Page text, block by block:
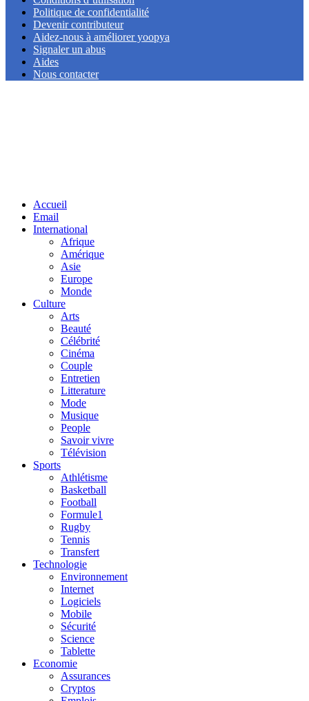
Politique de confidentialité
Devenir contributeur
Aidez-nous à améliorer yoopya
Signaler un abus
Aides
Nous contacter
Accueil
Email
International
Afrique
Amérique
Asie
Europe
Monde
Culture
Arts
Beauté
Célébrité
Cinéma
Couple
Entretien
Litterature
Mode
Musique
People
Savoir vivre
Télévision
Sports
Athlétisme
Basketball
Football
Formule1
Rugby
Tennis
Transfert
Technologie
Environnement
Internet
Logiciels
Mobile
Sécurité
Science
Tablette
Economie
Assurances
Cryptos